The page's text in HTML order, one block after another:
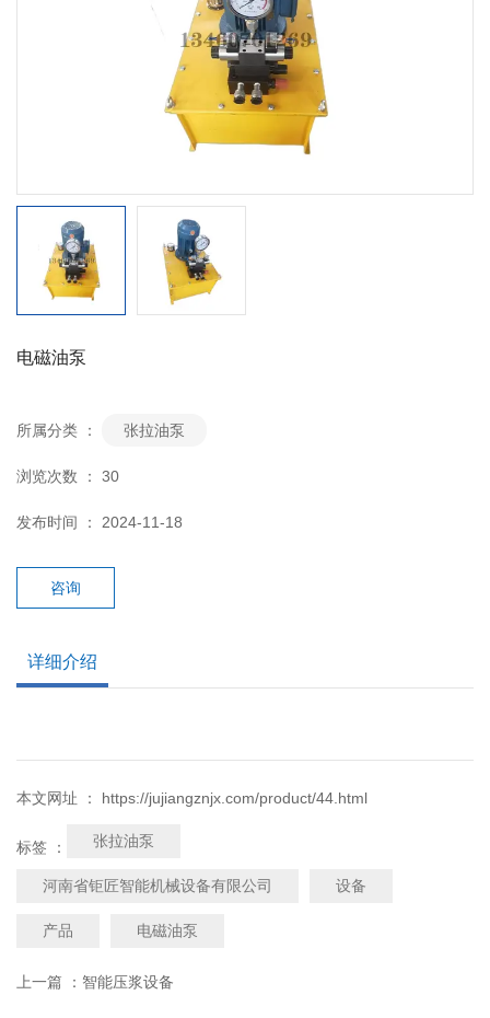
电磁油泵
所属分类 ： 张拉油泵
浏览次数 ： 30
发布时间 ： 2024-11-18
咨询
详细介绍
本文网址 ： https://jujiangznjx.com/product/44.html
标签 ： 张拉油泵
河南省钜匠智能机械设备有限公司 设备
产品 电磁油泵
上一篇 ： 智能压浆设备